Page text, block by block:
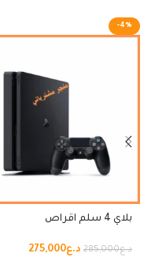
-4%
بلاي 4 سلم اقراص
د.ع285,000 د.ع275,000